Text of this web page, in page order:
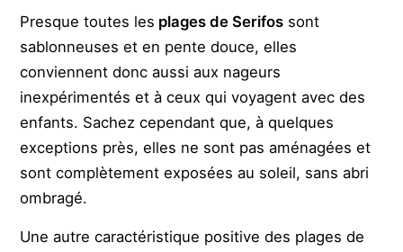
Presque toutes les plages de Serifos sont
sablonneuses et en pente douce, elles
conviennent donc aussi aux nageurs
inexpérimentés et à ceux qui voyagent avec des
enfants. Sachez cependant que, à quelques
exceptions près, elles ne sont pas aménagées et
sont complètement exposées au soleil, sans abri
ombragé.
Une autre caractéristique positive des plages de